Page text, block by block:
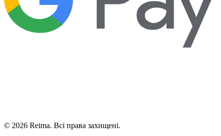
© 2026 Reima. Всі права захищені.